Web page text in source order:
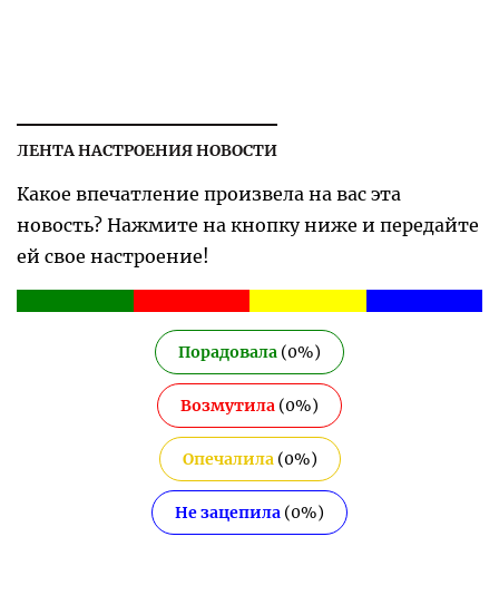
ЛЕНТА НАСТРОЕНИЯ НОВОСТИ
Какое впечатление произвела на вас эта
новость? Нажмите на кнопку ниже и передайте
ей свое настроение!
Порадовала (0%)
Возмутила (0%)
Опечалила(0%)
Не зацепила (0%)